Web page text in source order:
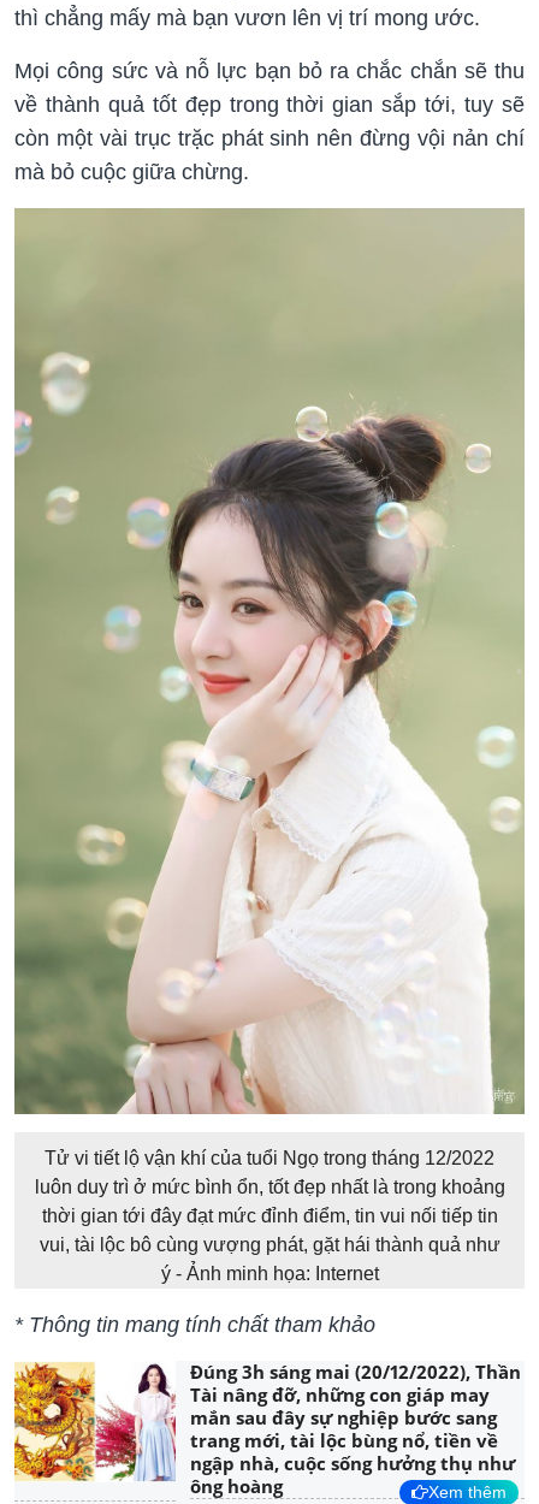
thì chẳng mấy mà bạn vươn lên vị trí mong ước.
Mọi công sức và nỗ lực bạn bỏ ra chắc chắn sẽ thu
về thành quả tốt đẹp trong thời gian sắp tới, tuy sẽ
còn một vài trục trặc phát sinh nên đừng vội nản chí
mà bỏ cuộc giữa chừng.
Tử vi tiết lộ vận khí của tuổi Ngọ trong tháng 12/2022
luôn duy trì ở mức bình ổn, tốt đẹp nhất là trong khoảng
thời gian tới đây đạt mức đỉnh điểm, tin vui nối tiếp tin
vui, tài lộc bô cùng vượng phát, gặt hái thành quả như
ý - Ảnh minh họa: Internet
* Thông tin mang tính chất tham khảo
Đúng 3h sáng mai (20/12/2022), Thần
Tài nâng đỡ, những con giáp may
mắn sau đây sự nghiệp bước sang
trang mới, tài lộc bùng nổ, tiền về
ngập nhà, cuộc sống hưởng thụ như
ông hoàng
Xem thêm